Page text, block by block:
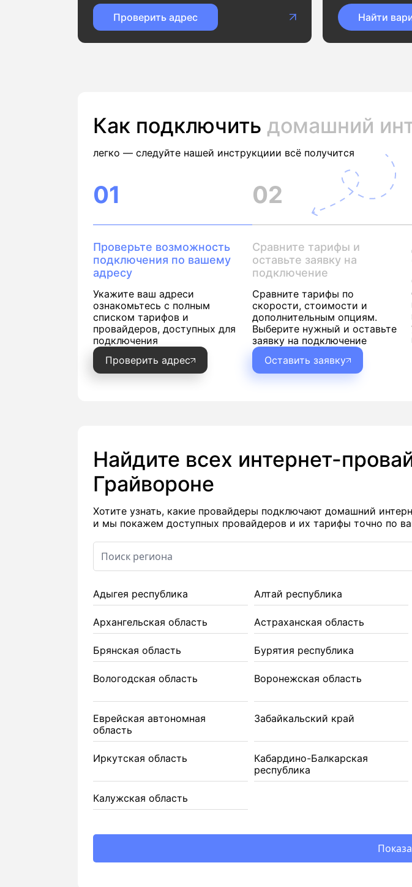
Проверить адрес Найти
Как подключить домашний
легко — следуйте нашей инструкциии всё получится
01
Проверьте возможность
подключения по вашему
адресу
Укажите ваш адреси
ознакомьтесь с полным
списком тарифов и
провайдеров, доступных для
подключения
Проверить адрес
02
Сравните тарифы и
оставьте заявку на
подключение
Сравните тарифы по
скорости, стоимости и
дополнительным опциям.
Выберите нужный и оставьте
заявку на подключение
Оставить заявку
Найдите всех интернет-
Грайвороне
Хотите узнать, какие провайдеры подключают домашний
и мы покажем доступных провайдеров и их тарифы точно по
Адыгея республика Алтай республика
Архангельская область Астраханская область
Брянская область Бурятия республика
Вологодская область Воронежская область
Еврейская автономная
область
Забайкальский край
Иркутская область
Кабардино-Балкарская
республика
Калужская область